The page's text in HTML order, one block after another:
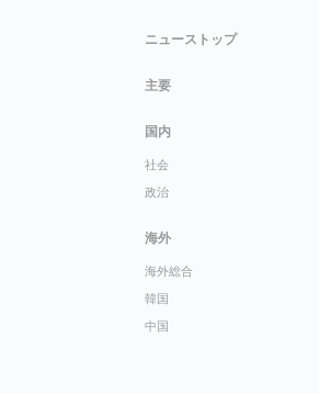
ニューストップ
主要
国内
社会
政治
海外
海外総合
韓国
中国